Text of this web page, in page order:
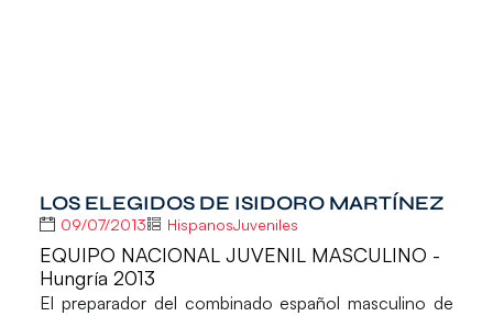
LOS ELEGIDOS DE ISIDORO MARTÍNEZ
09/07/2013 HispanosJuveniles
EQUIPO NACIONAL JUVENIL MASCULINO -
Hungría 2013
El preparador del combinado español masculino de